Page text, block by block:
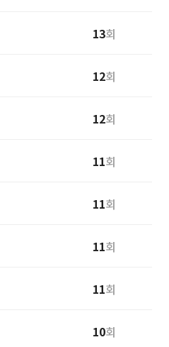
13회
12회
12회
11회
11회
11회
11회
10회